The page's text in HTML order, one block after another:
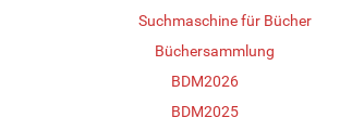
Suchmaschine für Bücher
Büchersammlung
BDM2026
BDM2025